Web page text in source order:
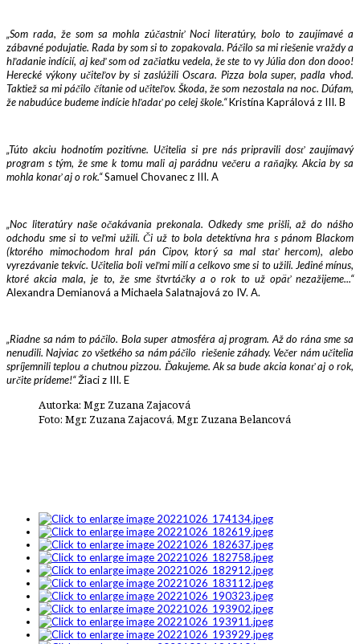
„Som rada, že som sa mohla zúčastniť Noci literatúry, bolo to zaujímavé a
zábavné podujatie. Rada by som si to zopakovala. Páčilo sa mi riešenie vraždy a
hľadanie indícií, aj keď som od začiatku vedela, že ste to vy Júlia don don dooo!
Herecké výkony učiteľov by si zaslúžili Oscara. Pizza bola super, padla vhod.
Taktiež sa mi páčilo čítanie od učiteľov. Škoda, že som nezostala na noc. Dúfam,
že nabudúce budeme indície hľadať po celej škole.“Kristína Kaprálová z III. B
„Túto akciu hodnotím pozitívne. Učitelia si pre nás pripravili dosť zaujímavý
program s tým, že sme k tomu mali aj parádnu večeru a raňajky. Akcia by sa
mohla konať aj o rok.“Samuel Chovanec z III. A
„Noc literatúry naše očakávania prekonala. Odkedy sme prišli, až do nášho
odchodu sme si to veľmi užili. Či už to bola detektívna hra s pánom Blackom
(ktorého mimochodom hral pán Cipov, ktorý sa mal stať hercom), alebo
vyrezávanie tekvíc. Učitelia boli veľmi milí a celkovo sme si to užili. Jediné mínus,
ktoré akcia mala, je to, že sme štvrtáčky a o rok to už opäť nezažijeme...“
Alexandra Demianová a Michaela Salatnajová zo IV. A.
„Riadne sa nám to páčilo. Bola super atmosféra aj program. Až do rána sme sa
nenudili. Najviac zo všetkého sa nám páčilo riešenie záhady. Večer nám učitelia
spríjemnili teplou a chutnou pizzou. Ďakujeme. Ak sa bude akcia konať aj o rok,
určite prídeme!“Žiaci z III. E
Autorka: Mgr. Zuzana Zajacová
Foto: Mgr. Zuzana Zajacová, Mgr. Zuzana Belancová